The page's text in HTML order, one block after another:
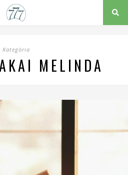
Kategória
MELINDA